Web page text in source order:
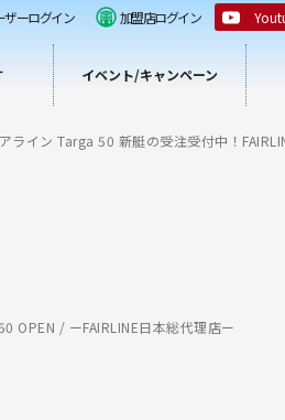
ザーログイン 加盟店ログイン
イベント/キャンペーン
ライン Targa 50 新艇の受注受付中！
OPEN / ーFAIRLINE日本総代理店ー